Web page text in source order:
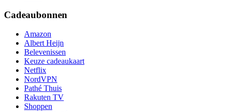
Cadeaubonnen
Amazon
Albert Heijn
Belevenissen
Keuze cadeaukaart
Netflix
NordVPN
Pathé Thuis
Rakuten TV
Shoppen